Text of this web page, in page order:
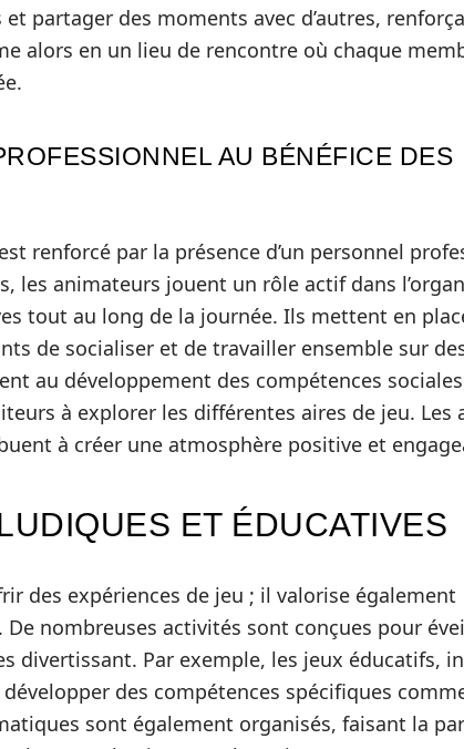
partager des moments avec d’autres,
alors en un lieu de rencontre où chaque
AU BÉNÉFICE DES
renforcé par la présence d’un personnel
les animateurs jouent un rôle actif dans
tout au long de la journée. Ils mettent en
de socialiser et de travailler ensemble sur
au développement des compétences
à explorer les différentes aires de jeu. Les
à créer une atmosphère positive et
ET ÉDUCATIVES
des expériences de jeu ; il valorise également
De nombreuses activités sont conçues pour
divertissant. Par exemple, les jeux éducatifs,
des compétences spécifiques
sont également organisés, faisant la